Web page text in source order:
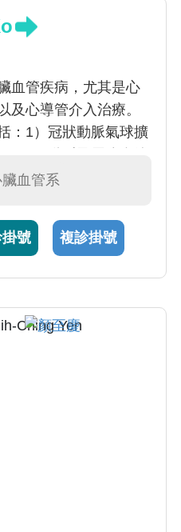
血管疾病，尤其是心
及心導管介入治療。
：1）冠狀動脈氣球擴
發展，帶動了心臟血
苦，更有效地延長了
血管系
號 複診掛號